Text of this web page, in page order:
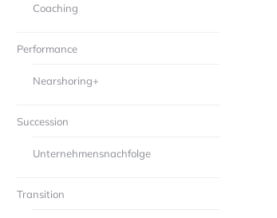
Coaching
Performance
Nearshoring+
Succession
Unternehmens­nachfolge
Transition